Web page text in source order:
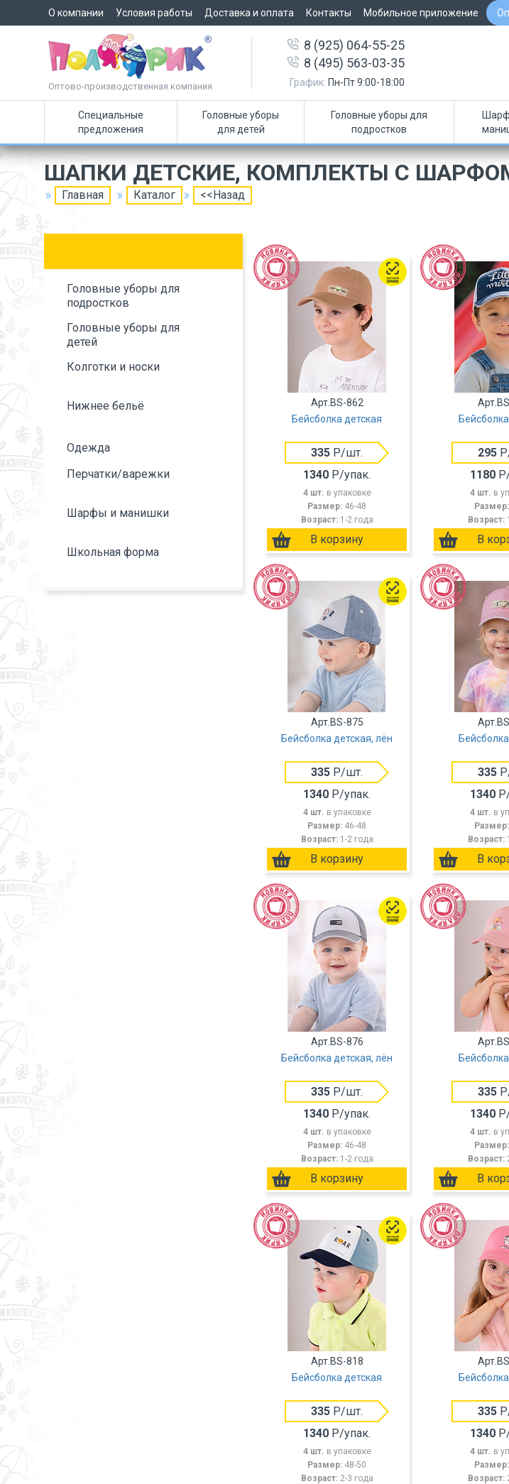
О компании Условия работы Доставка и оплата Контакты Мобильное приложение
Оптово-производственная компания
8 (925) 064-55-25
8 (495) 563-03-35
График: Пн-Пт 9:00-18:00
Специальные
предложения
Головные уборы
для детей
Головные уборы для
подростков
ШАПКИ ДЕТСКИЕ, КОМПЛЕКТЫ С
Главная Каталог <<Назад
Головные уборы для
подростков
Головные уборы для
детей
Колготки и носки
Нижнее бельё
Одежда
Перчатки/варежки
Шарфы и манишки
Школьная форма
Арт.BS-862
Бейсболка детская
335 Р/шт.
1340 Р/упак.
4 шт. в упаковке
Размер: 46-48
Возраст: 1-2 года
295
1180
4 шт. в
Размер:
Возраст:
Арт.BS-875
Бейсболка детская, лён
335 Р/шт.
1340 Р/упак.
4 шт. в упаковке
Размер: 46-48
Возраст: 1-2 года
335
1340
4 шт. в
Размер:
Возраст:
Арт.BS-876
Бейсболка детская, лён
335 Р/шт.
1340 Р/упак.
4 шт. в упаковке
Размер: 46-48
Возраст: 1-2 года
335
1340
4 шт. в
Размер:
Возраст:
Арт.BS-818
Бейсболка детская
335 Р/шт.
1340 Р/упак.
4 шт. в упаковке
Размер: 48-50
Возраст: 2-3 года
335
1340
4 шт. в
Размер:
Возраст: